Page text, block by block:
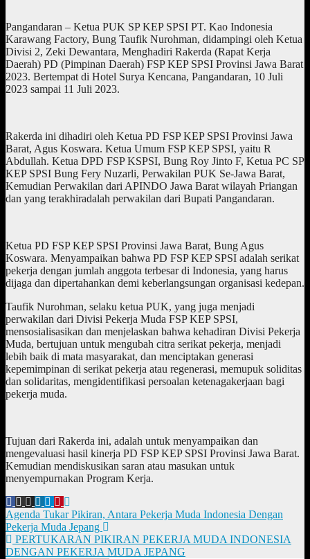
Pangandaran – Ketua PUK SP KEP SPSI PT. Kao Indonesia
Karawang Factory, Bung Taufik Nurohman, didampingi oleh Ketua
Divisi 2, Zeki Dewantara, Menghadiri Rakerda (Rapat Kerja
Daerah) PD (Pimpinan Daerah) FSP KEP SPSI Provinsi Jawa Barat
2023. Bertempat di Hotel Surya Kencana, Pangandaran, 10 Juli
2023 sampai 11 Juli 2023.
Rakerda ini dihadiri oleh Ketua PD FSP KEP SPSI Provinsi Jawa
Barat, Agus Koswara. Ketua Umum FSP KEP SPSI, yaitu R
Abdullah. Ketua DPD FSP KSPSI, Bung Roy Jinto F, Ketua PC SP
KEP SPSI Bung Fery Nuzarli, Perwakilan PUK Se-Jawa Barat,
Kemudian Perwakilan dari APINDO Jawa Barat wilayah Priangan
dan yang terakhiradalah perwakilan dari Bupati Pangandaran.
Ketua PD FSP KEP SPSI Provinsi Jawa Barat, Bung Agus
Koswara. Menyampaikan bahwa PD FSP KEP SPSI adalah serikat
pekerja dengan jumlah anggota terbesar di Indonesia, yang harus
dijaga dan dipertahankan demi keberlangsungan organisasi kedepan.
Taufik Nurohman, selaku ketua PUK, yang juga menjadi
perwakilan dari Divisi Pekerja Muda FSP KEP SPSI,
mensosialisasikan dan menjelaskan bahwa kehadiran Divisi Pekerja
Muda, bertujuan untuk mengubah citra serikat pekerja, menjadi
lebih baik di mata masyarakat, dan menciptakan generasi
kepemimpinan di serikat pekerja atau regenerasi, memupuk soliditas
dan solidaritas, mengidentifikasi persoalan ketenagakerjaan bagi
pekerja muda.
Tujuan dari Rakerda ini, adalah untuk menyampaikan dan
mengevaluasi hasil kinerja PD FSP KEP SPSI Provinsi Jawa Barat.
Kemudian mendiskusikan saran atau masukan untuk
menyempurnakan Program Kerja.
Post
navigation
Agenda Tukar Pikiran, Antara Pekerja Muda Indonesia Dengan
Pekerja Muda Jepang
PERTUKARAN PIKIRAN PEKERJA MUDA INDONESIA
DENGAN PEKERJA MUDA JEPANG